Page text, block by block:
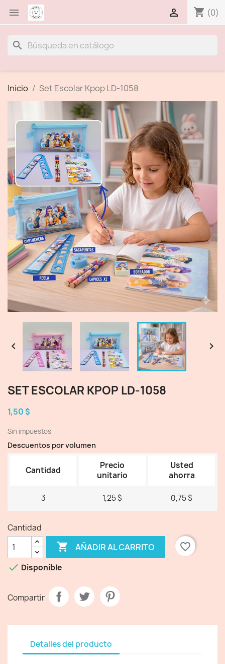
 shopping_cart (0)

search
Inicio Set Escolar Kpop LD-1058
 
SET ESCOLAR KPOP LD-1058
1,50 $
Sin impuestos
Descuentos por volumen
Cantidad
Precio
unitario
Usted
ahorra
3 1,25 $ 0,75 $
Cantidad
 AÑADIR AL CARRITO
favorite_border
 Disponible
Compartir
Detalles del producto